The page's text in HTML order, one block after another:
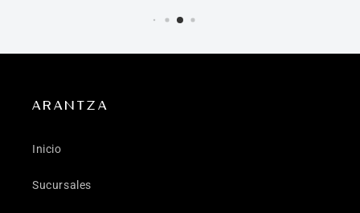
ARANTZA
Inicio
Sucursales